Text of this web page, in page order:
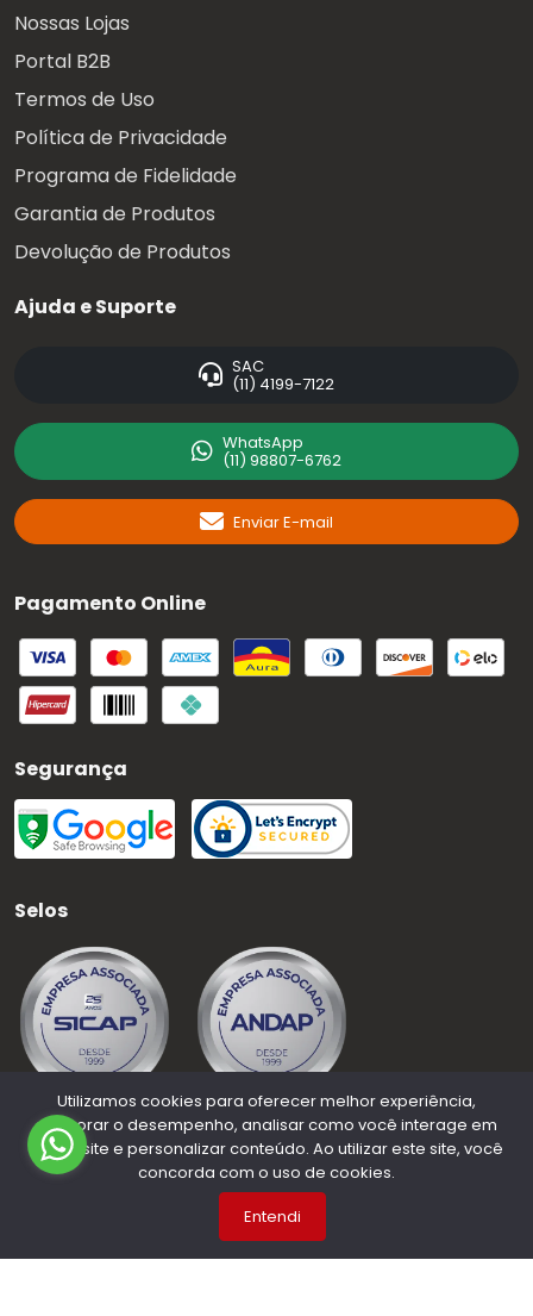
Nossas Lojas
Portal B2B
Termos de Uso
Política de Privacidade
Programa de Fidelidade
Garantia de Produtos
Devolução de Produtos
Ajuda e Suporte
SAC
(11) 4199-7122
WhatsApp
(11) 98807-6762
Enviar E-mail
Pagamento Online
Segurança
Selos
©2026Medauto Distribuidora- CNPJ:63.015.937/0001-50
Todos os direitos reservados.
Desenvolvido por:
Utilizamos cookies para oferecer melhor experiência,
melhorar o desempenho, analisar como você interage em
nosso site e personalizar conteúdo. Ao utilizar este site, você
concorda com o uso de cookies.
Entendi